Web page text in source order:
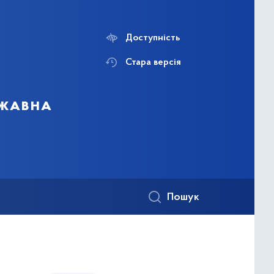
Доступність
Стара версія
Пошук